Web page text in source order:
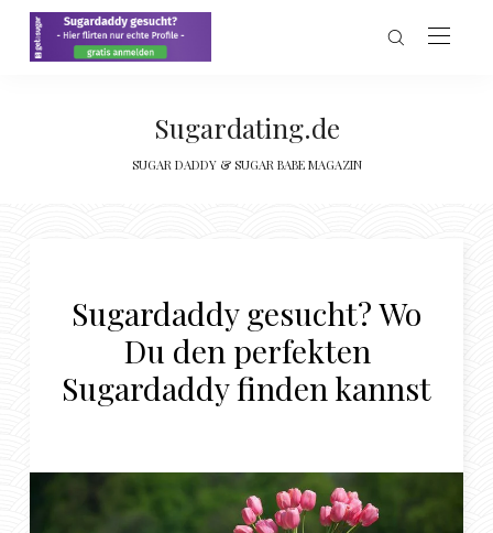
Sugardating.de
SUGAR DADDY & SUGAR BABE MAGAZIN
Sugardaddy gesucht? Wo
Du den perfekten
Sugardaddy finden kannst